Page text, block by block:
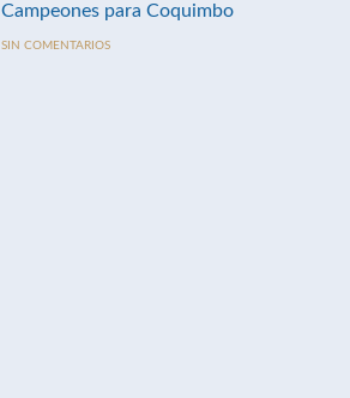
Campeones para Coquimbo
SIN COMENTARIOS